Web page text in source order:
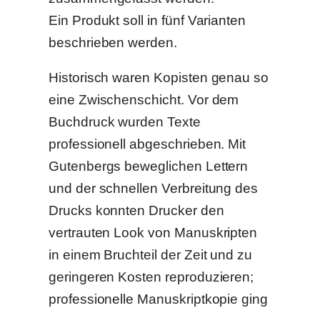
Ein Produkt soll in fünf Varianten
beschrieben werden.
Historisch waren Kopisten genau so
eine Zwischenschicht. Vor dem
Buchdruck wurden Texte
professionell abgeschrieben. Mit
Gutenbergs beweglichen Lettern
und der schnellen Verbreitung des
Drucks konnten Drucker den
vertrauten Look von Manuskripten
in einem Bruchteil der Zeit und zu
geringeren Kosten reproduzieren;
professionelle Manuskriptkopie ging